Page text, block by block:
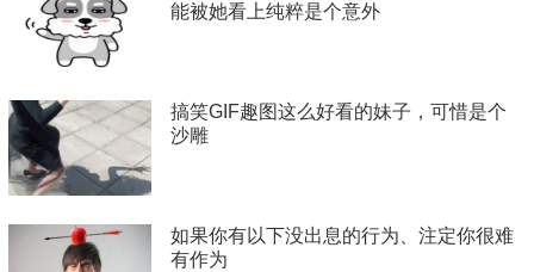
能被她看上纯粹是个意外
搞笑GIF趣图这么好看的妹子，可惜是个
沙雕
如果你有以下没出息的行为、注定你很难
有作为